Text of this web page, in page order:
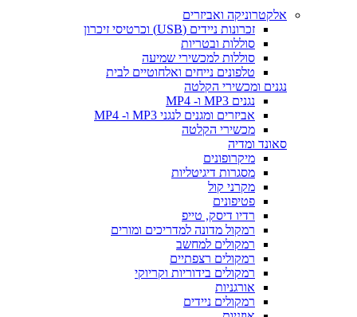
אלקטרוניקה ואביזרים
זכרונות ניידים (USB) וכרטיסי זיכרון
סוללות ובטריות
סוללות למכשירי שמיעה
טלפונים נייחים ואלחוטיים לבית
נגנים ומכשירי הקלטה
נגנים MP3 ו- MP4
אביזרים ומגנים לנגני MP3 ו- MP4
מכשירי הקלטה
סאונד ומדיה
מיקרופונים
מסגרות דיגיטליות
מקרני קול
פטיפונים
רדיו דיסק, טייפ
רמקול מדונה למדריכים ומורים
רמקולים למחשב
רמקולים רצפתיים
רמקולים בידוריות וקריוקי
אורגניות
רמקולים ניידים